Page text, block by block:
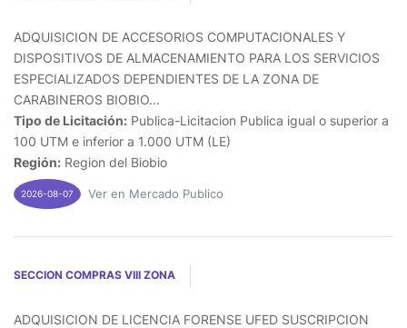
ADQUISICION DE ACCESORIOS COMPUTACIONALES Y
DISPOSITIVOS DE ALMACENAMIENTO PARA LOS SERVICIOS
ESPECIALIZADOS DEPENDIENTES DE LA ZONA DE
CARABINEROS BIOBIO...
Tipo de Licitación: Publica-Licitacion Publica igual o superior a
100 UTM e inferior a 1.000 UTM (LE)
Región: Region del Biobio
2026-08-07 Ver en Mercado Publico
SECCION COMPRAS VIII ZONA
ADQUISICION DE LICENCIA FORENSE UFED SUSCRIPCION